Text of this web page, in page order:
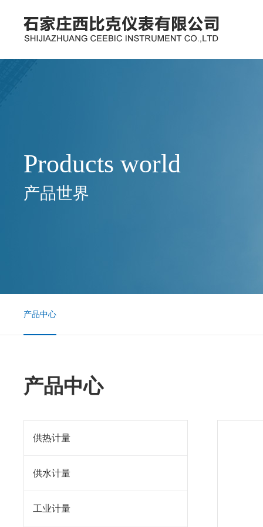
Products world
产品世界
产品中心
产品中心
供热计量
供水计量
工业计量